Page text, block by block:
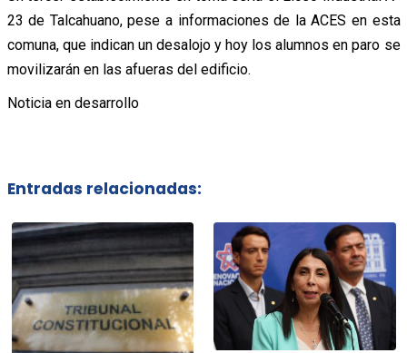
23 de Talcahuano, pese a informaciones de la ACES en esta
comuna, que indican un desalojo y hoy los alumnos en paro se
movilizarán en las afueras del edificio.
Noticia en desarrollo
Entradas relacionadas: